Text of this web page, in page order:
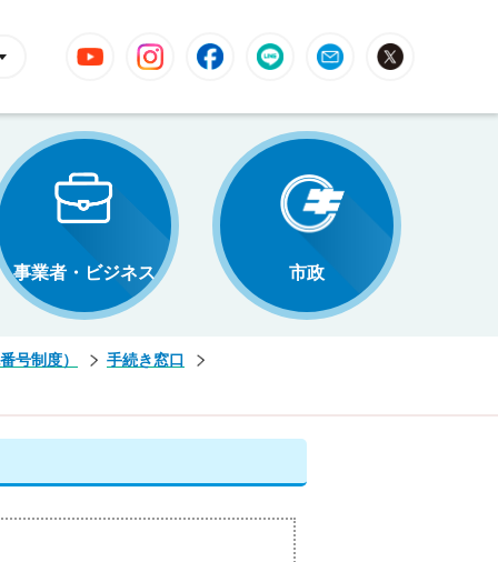
YouTube InstagramFacebookLINE Mail
事業者・ビジネス 市政
号制度）
手続き窓口